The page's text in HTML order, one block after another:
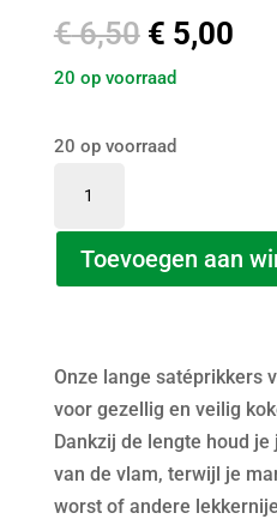
€6,50
prijs
€ 6,50.
€ 5,00
20 op voorraad
20 op voorraad
Toevoegen aan
Onze lange satéprikkers
voor gezellig en veilig
Dankzij de lengte houd
van de vlam, terwijl je
worst of andere